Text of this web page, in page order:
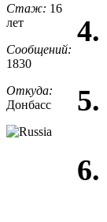
Стаж: 16
лет
Сообщений:
1830
Откуда:
Донбасс
4.
5.
6.